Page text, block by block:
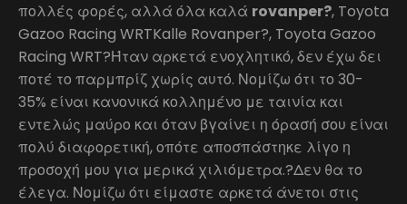
πολλές φορές, αλλά όλα καλά rovanper?, Toyota
Gazoo Racing WRTKalle Rovanper?, Toyota Gazoo
Racing WRT?Ήταν αρκετά ενοχλητικό, δεν έχω δει
ποτέ το παρμπρίζ χωρίς αυτό. Νομίζω ότι το 30-
35% είναι κανονικά κολλημένο με ταινία και
εντελώς μαύρο και όταν βγαίνει η όρασή σου είναι
πολύ διαφορετική, οπότε αποσπάστηκε λίγο η
προσοχή μου για μερικά χιλιόμετρα.?Δεν θα το
έλεγα. Νομίζω ότι είμαστε αρκετά άνετοι στις